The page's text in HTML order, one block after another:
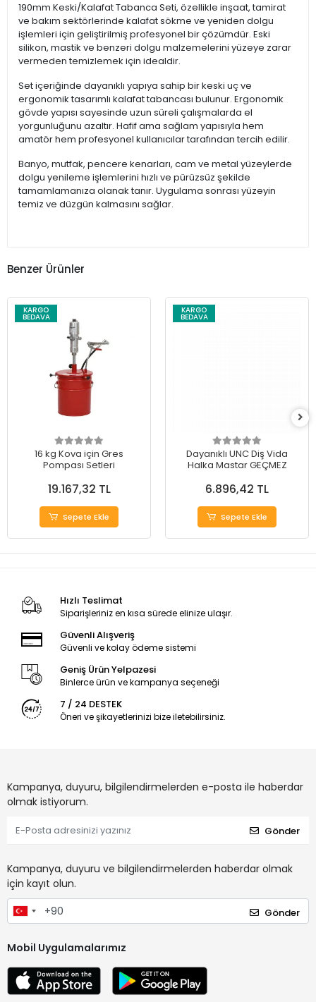
190mm Keski/Kalafat Tabanca Seti, özellikle inşaat, tamirat
ve bakım sektörlerinde kalafat sökme ve yeniden dolgu
işlemleri için geliştirilmiş profesyonel bir çözümdür. Eski
silikon, mastik ve benzeri dolgu malzemelerini yüzeye zarar
vermeden temizlemek için idealdir.
Set içeriğinde dayanıklı yapıya sahip bir keski uç ve
ergonomik tasarımlı kalafat tabancası bulunur. Ergonomik
gövde yapısı sayesinde uzun süreli çalışmalarda el
yorgunluğunu azaltır. Hafif ama sağlam yapısıyla hem
amatör hem profesyonel kullanıcılar tarafından tercih edilir.
Banyo, mutfak, pencere kenarları, cam ve metal yüzeylerde
dolgu yenileme işlemlerini hızlı ve pürüzsüz şekilde
tamamlamanıza olanak tanır. Uygulama sonrası yüzeyin
temiz ve düzgün kalmasını sağlar.
Benzer Ürünler
KARGO
BEDAVA
16 kg Kova için Gres
Pompası Setleri
19.167,32 TL
Sepete Ekle
KARGO
BEDAVA
Dayanıklı UNC Diş Vida
Halka Mastar GEÇMEZ
6.896,42 TL
Sepete Ekle
Hızlı Teslimat
Siparişleriniz en kısa sürede elinize ulaşır.
Güvenli Alışveriş
Güvenli ve kolay ödeme sistemi
Geniş Ürün Yelpazesi
Binlerce ürün ve kampanya seçeneği
7 / 24 DESTEK
Öneri ve şikayetlerinizi bize iletebilirsiniz.
Kampanya, duyuru, bilgilendirmelerden e-posta ile haberdar
olmak istiyorum.
Gönder
Kampanya, duyuru ve bilgilendirmelerden haberdar olmak
için kayıt olun.
Gönder
Mobil Uygulamalarımız